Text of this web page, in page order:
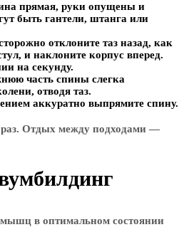
прямая, руки опущены и
быть гантели, штанга или
отклоните таз назад, как
и наклоните корпус вперед.
на секунду.
часть спины слегка
отводя таз.
аккуратно выпрямите спину.
раз. Отдых между подходами —
в оптимальном состоянии